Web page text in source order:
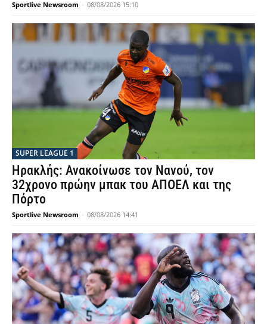
Sportlive Newsroom - 08/08/2026 15:10
SUPER LEAGUE 1
Ηρακλής: Ανακοίνωσε τον Νανού, τον
32χρονο πρώην μπακ του ΑΠΟΕΛ και της
Πόρτο
Sportlive Newsroom - 08/08/2026 14:41